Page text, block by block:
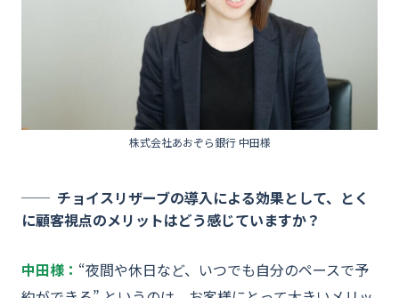
株式会社あおぞら銀行 中田様
チョイスリザーブの導入による効果として、とく
に顧客視点のメリットはどう感じていますか？
中田様： “夜間や休日など、いつでも自分のペースで予